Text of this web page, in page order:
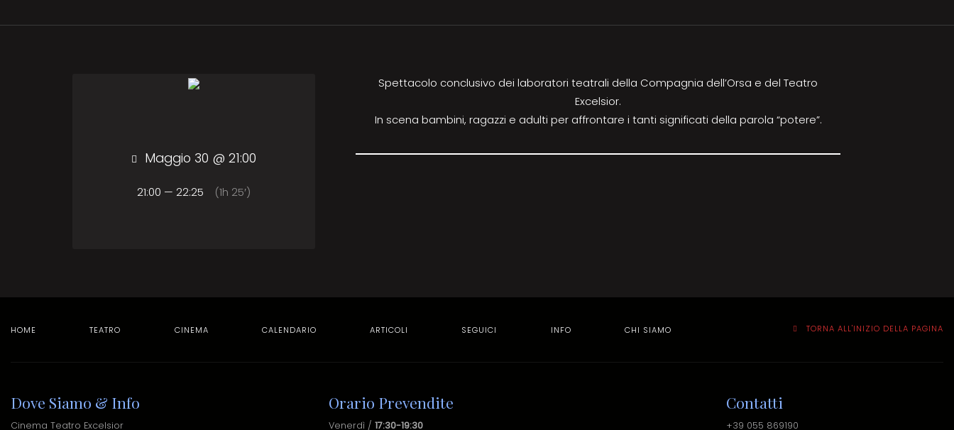
Spettacolo conclusivo dei laboratori teatrali della Compagnia dell’Orsa e del Teatro
Excelsior.
In scena bambini, ragazzi e adulti per affrontare i tanti significati della parola “potere”.
Maggio 30 @ 21:00
21:00 — 22:25 (1h 25′)
HOME TEATRO CINEMA CALENDARIO ARTICOLI SEGUICI INFO CHI SIAMO TORNA ALL'INIZIO DELLA PAGINA
Dove Siamo & Info
Cinema Teatro Excelsior
Orario Prevendite
Venerdì / 17:30-19:30
Contatti
+39 055 869190